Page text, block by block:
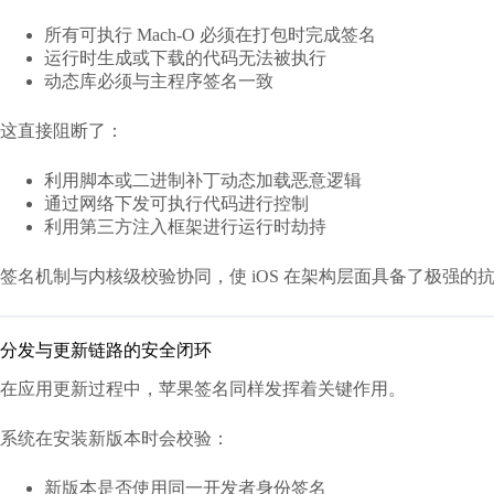
所有可执行 Mach-O 必须在打包时完成签名
运行时生成或下载的代码无法被执行
动态库必须与主程序签名一致
这直接阻断了：
利用脚本或二进制补丁动态加载恶意逻辑
通过网络下发可执行代码进行控制
利用第三方注入框架进行运行时劫持
签名机制与内核级校验协同，使 iOS 在架构层面具备了极强的抗
分发与更新链路的安全闭环
在应用更新过程中，苹果签名同样发挥着关键作用。
系统在安装新版本时会校验：
新版本是否使用同一开发者身份签名